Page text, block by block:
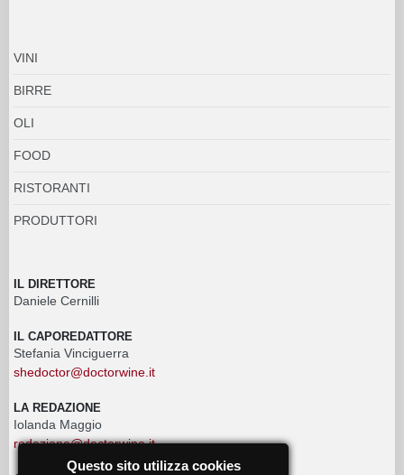
VINI
BIRRE
OLI
FOOD
RISTORANTI
PRODUTTORI
IL DIRETTORE
Daniele Cernilli
IL CAPOREDATTORE
Stefania Vinciguerra
shedoctor@doctorwine.it
LA REDAZIONE
Iolanda Maggio
redazione@doctorwine.it
Questo sito utilizza cookies